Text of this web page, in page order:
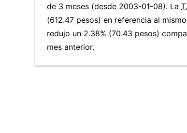
de 3 meses (desde 2003-01-08). La
(612.47 pesos) en referencia al
redujo un 2.38% (70.43 pesos)
mes anterior.